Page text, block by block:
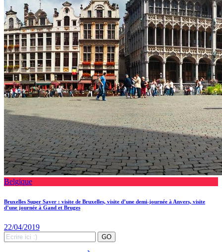
Belgique
Bruxelles Super Saver : visite de Bruxelles, visite d’une demi-journée à Anvers, visite
d’une journée à Gand et Bruges
22/04/2019
Search
for:
GO